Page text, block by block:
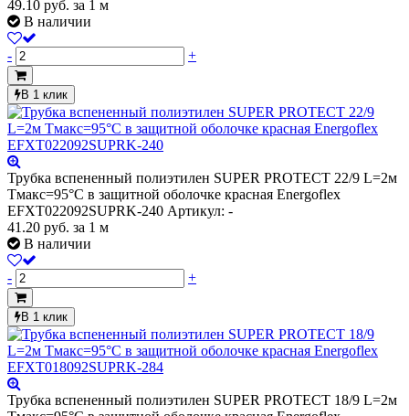
49.10 руб. за 1 м
В наличии
- +
В 1 клик
Трубка вспененный полиэтилен SUPER PROTECT 22/9 L=2м
Тмакс=95°C в защитной оболочке красная Energoflex
EFXT022092SUPRK-240 Артикул: -
41.20 руб. за 1 м
В наличии
- +
В 1 клик
Трубка вспененный полиэтилен SUPER PROTECT 18/9 L=2м